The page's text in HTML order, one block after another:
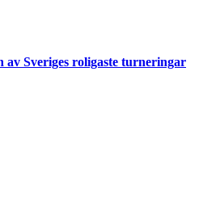
av Sveriges roligaste turneringar